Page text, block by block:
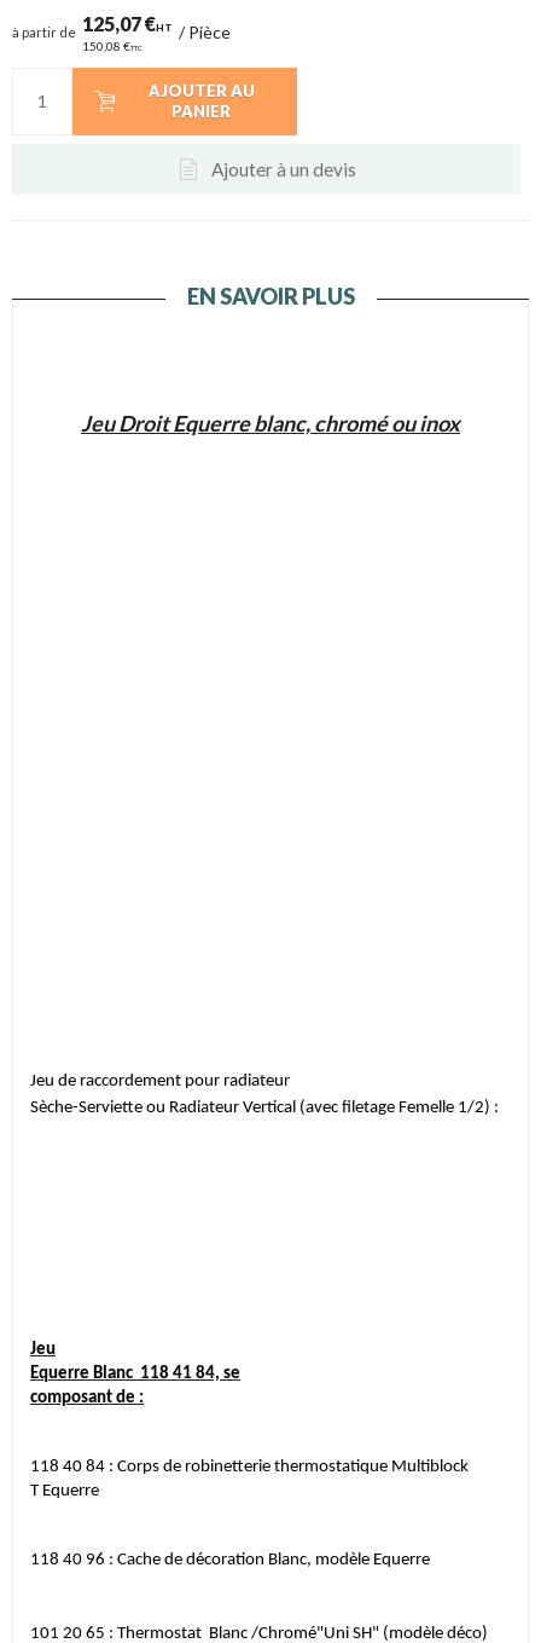
à partir de 125,07 €HT
150,08 €TTC
/Pièce
AJOUTER AU
PANIER
Ajouter à un devis
EN SAVOIR PLUS
Jeu Droit Equerre blanc, chromé ou inox
Jeu de raccordement pour radiateur
Sèche-Serviette ou Radiateur Vertical (avec filetage Femelle 1/2) :
Jeu
Equerre Blanc 118 41 84, se
composant de :
118 40 84 : Corps de robinetterie thermostatique Multiblock
T Equerre
118 40 96 : Cache de décoration Blanc, modèle Equerre
101 20 65 : Thermostat Blanc /Chromé"Uni SH" (modèle déco)